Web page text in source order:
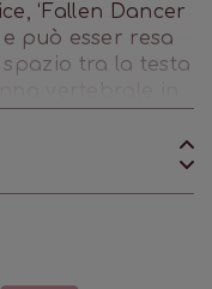
‘Fallen Dancer
può esser resa
tra la testa
una
richiede
core e nei
per consentire
all'indietro verso